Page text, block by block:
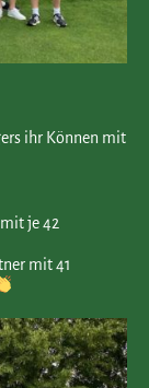
ihr Können mit
je 42
mit 41